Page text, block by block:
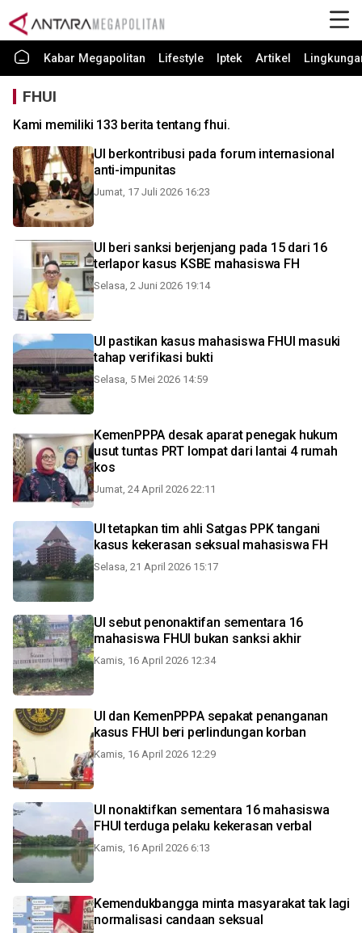
Kabar Megapolitan Lifestyle Iptek Artikel
FHUI
Kami memiliki 133 berita tentang fhui.
UI berkontribusi pada forum internasional
anti-impunitas
Jumat, 17 Juli 2026 16:23
UI beri sanksi berjenjang pada 15 dari 16
terlapor kasus KSBE mahasiswa FH
Selasa, 2 Juni 2026 19:14
UI pastikan kasus mahasiswa FHUI masuki
tahap verifikasi bukti
Selasa, 5 Mei 2026 14:59
KemenPPPA desak aparat penegak hukum
usut tuntas PRT lompat dari lantai 4 rumah
kos
Jumat, 24 April 2026 22:11
UI tetapkan tim ahli Satgas PPK tangani
kasus kekerasan seksual mahasiswa FH
Selasa, 21 April 2026 15:17
UI sebut penonaktifan sementara 16
mahasiswa FHUI bukan sanksi akhir
Kamis, 16 April 2026 12:34
UI dan KemenPPPA sepakat penanganan
kasus FHUI beri perlindungan korban
Kamis, 16 April 2026 12:29
UI nonaktifkan sementara 16 mahasiswa
FHUI terduga pelaku kekerasan verbal
Kamis, 16 April 2026 6:13
Kemendukbangga minta masyarakat tak lagi
normalisasi candaan seksual